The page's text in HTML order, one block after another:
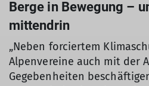
Berge in Bewegung –
mittendrin
„Neben forciertem
Alpenvereine auch mit der
Gegebenheiten